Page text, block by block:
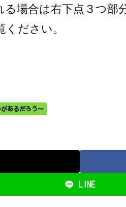
場合は右下点３つ
ださい。
あるだろう〜
LINE